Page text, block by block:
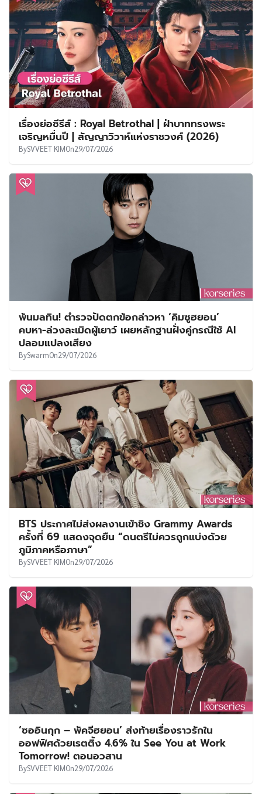
เรื่องย่อซีรีส์ : Royal Betrothal | ฝ่าบาททรงพระ
เจริญหมื่นปี | สัญญาวิวาห์แห่งราชวงศ์ (2026)
BySVVEET KIMOn29/07/2026
พ้นมลทิน! ตำรวจปัดตกข้อกล่าวหา ‘คิมซูฮยอน’
คบหา-ล่วงละเมิดผู้เยาว์ เผยหลักฐานฝั่งคู่กรณีใช้ AI
ปลอมแปลงเสียง
BySwarmOn29/07/2026
BTS ประกาศไม่ส่งผลงานเข้าชิง Grammy Awards
ครั้งที่ 69 แสดงจุดยืน “ดนตรีไม่ควรถูกแบ่งด้วย
ภูมิภาคหรือภาษา”
BySVVEET KIMOn29/07/2026
‘ซออินกุก – พัคจีฮยอน’ ส่งท้ายเรื่องราวรักใน
ออฟฟิศด้วยเรตติ้ง 4.6% ใน See You at Work
Tomorrow! ตอนอวสาน
BySVVEET KIMOn29/07/2026